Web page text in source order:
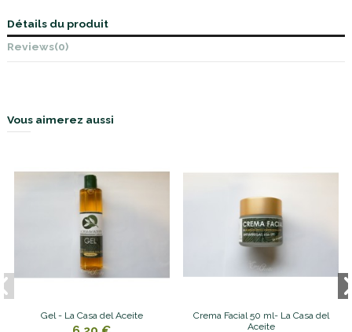
Détails du produit
Reviews(0)
Vous aimerez aussi
Gel - La Casa del Aceite
Crema Facial 50 ml- La Casa del
Aceite